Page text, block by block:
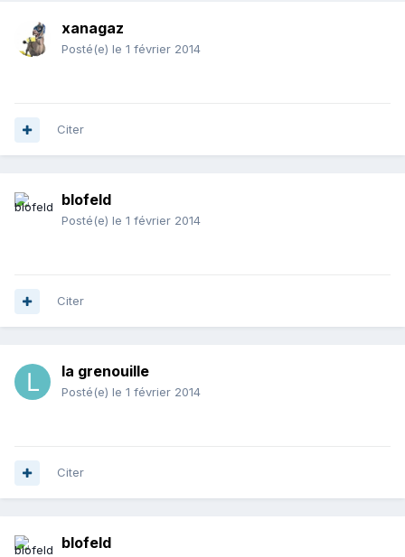
xanagaz
Posté(e) le 1 février 2014
Citer
blofeld
Posté(e) le 1 février 2014
Citer
la grenouille
Posté(e) le 1 février 2014
Citer
blofeld